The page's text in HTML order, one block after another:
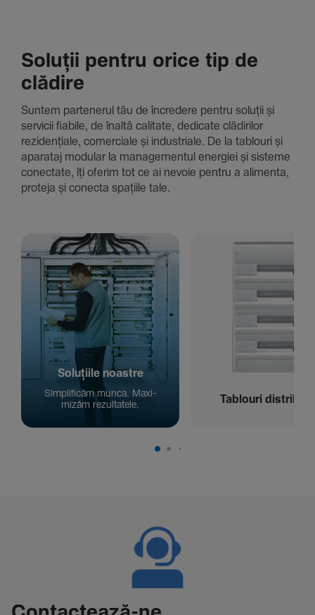
Soluții pentru orice tip de
clădire
Suntem parte­nerul tău de încre­dere pentru soluții și
servicii fiabile, de înaltă cali­tate, dedi­cate clădi­rilor
rezi­den­țiale, comer­ciale și indus­triale. De la tablouri și
aparataj modular la managementul energiei și sisteme
conec­tate, îți oferim tot ce ai nevoie pentru a alimenta,
proteja și conecta spațiile tale.
Solu­țiile noastre
Simpli­ficăm munca. Maxi­
mizăm rezul­ta­tele.
Tablouri